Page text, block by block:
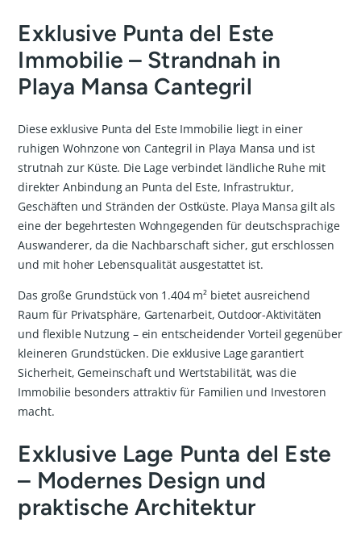
Exklusive Punta del Este
Immobilie – Strandnah in
Playa Mansa Cantegril
Diese exklusive Punta del Este Immobilie liegt in einer
ruhigen Wohnzone von Cantegril in Playa Mansa und ist
strutnah zur Küste. Die Lage verbindet ländliche Ruhe mit
direkter Anbindung an Punta del Este, Infrastruktur,
Geschäften und Stränden der Ostküste. Playa Mansa gilt als
eine der begehrtesten Wohngegenden für deutschsprachige
Auswanderer, da die Nachbarschaft sicher, gut erschlossen
und mit hoher Lebensqualität ausgestattet ist.
Das große Grundstück von 1.404 m² bietet ausreichend
Raum für Privatsphäre, Gartenarbeit, Outdoor-Aktivitäten
und flexible Nutzung – ein entscheidender Vorteil gegenüber
kleineren Grundstücken. Die exklusive Lage garantiert
Sicherheit, Gemeinschaft und Wertstabilität, was die
Immobilie besonders attraktiv für Familien und Investoren
macht.
Exklusive Lage Punta del Este
– Modernes Design und
praktische Architektur